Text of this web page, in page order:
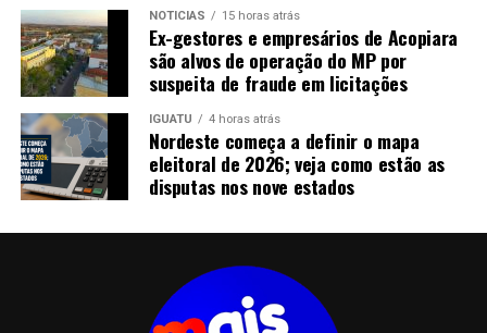
NOTICIAS 15 horas atrás
Ex-gestores e empresários de Acopiara
são alvos de operação do MP por
suspeita de fraude em licitações
IGUATU 4 horas atrás
Nordeste começa a definir o mapa
eleitoral de 2026; veja como estão as
disputas nos nove estados